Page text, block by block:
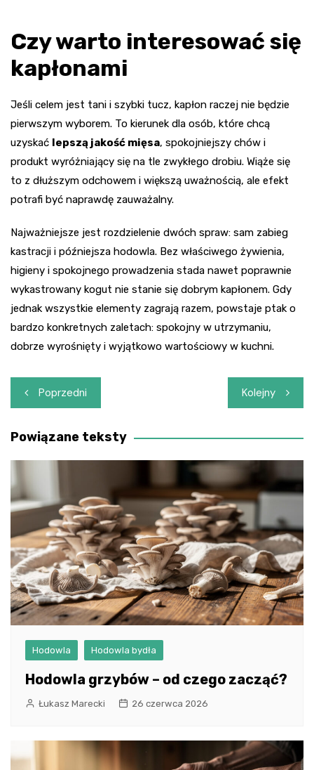
Czy warto interesować się
kapłonami
Jeśli celem jest tani i szybki tucz, kapłon raczej nie będzie
pierwszym wyborem. To kierunek dla osób, które chcą
uzyskać lepszą jakość mięsa, spokojniejszy chów i
produkt wyróżniający się na tle zwykłego drobiu. Wiąże się
to z dłuższym odchowem i większą uważnością, ale efekt
potrafi być naprawdę zauważalny.
Najważniejsze jest rozdzielenie dwóch spraw: sam zabieg
kastracji i późniejsza hodowla. Bez właściwego żywienia,
higieny i spokojnego prowadzenia stada nawet poprawnie
wykastrowany kogut nie stanie się dobrym kapłonem. Gdy
jednak wszystkie elementy zagrają razem, powstaje ptak o
bardzo konkretnych zaletach: spokojny w utrzymaniu,
dobrze wyrośnięty i wyjątkowo wartościowy w kuchni.
Nawigacja
wpisu
Poprzedni Kolejny
Powiązane teksty
Hodowla Hodowla bydła
Hodowla grzybów – od czego zacząć?
Łukasz Marecki 26 czerwca 2026